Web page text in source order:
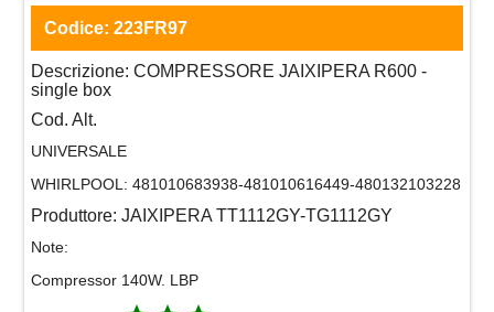
Codice: 223FR97
Descrizione: COMPRESSORE JAIXIPERA R600 -
single box
Cod. Alt.
UNIVERSALE
WHIRLPOOL: 481010683938-481010616449-480132103228
Produttore: JAIXIPERA TT1112GY-TG1112GY
Note:
Compressor 140W. LBP